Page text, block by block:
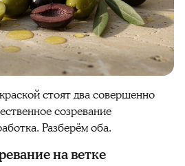
стоят два совершенно
созревание
Разберём оба.
на ветке